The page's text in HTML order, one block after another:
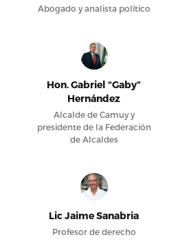
Abogado y analista político
Hon. Gabriel “Gaby”
Hernández
Alcalde de Camuy y
presidente de la Federación
de Alcaldes
Lic Jaime Sanabria
Profesor de derecho